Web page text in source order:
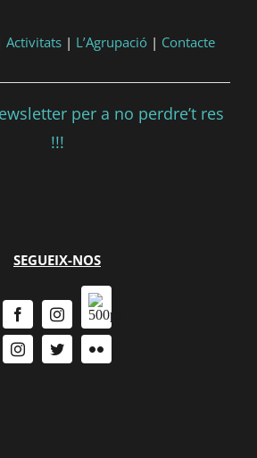
Activitats| L’Agrupació| Contacte
per a no perdre’t res
!!!
SEGUEIX-NOS